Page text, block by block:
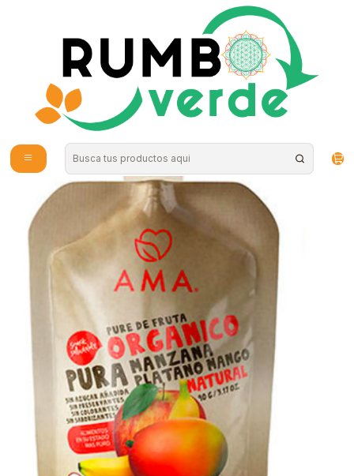
Envío gratis por compras sobre los 59.990 en la provincia de Santiago
Papilla Manzana Platano Mango 90gr Orgánico Ama